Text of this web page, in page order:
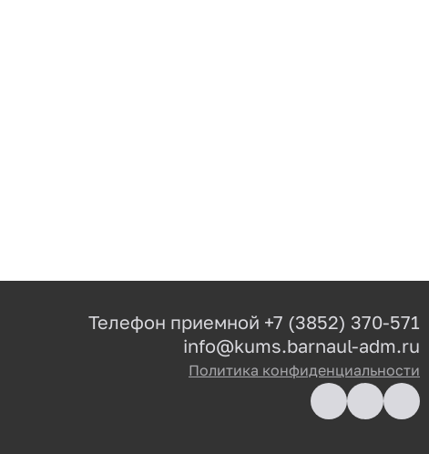
Телефон приемной +7 (3852) 370-571
info@kums.barnaul-adm.ru
Политика конфиденциальности